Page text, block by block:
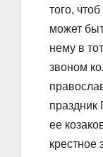
того,
может
нему в
звоном
праздник
ее
крестное